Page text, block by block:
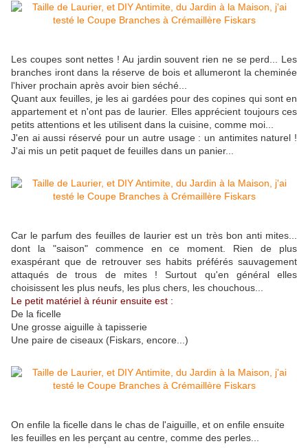
Les coupes sont nettes ! Au jardin souvent rien ne se perd... Les
branches iront dans la réserve de bois et allumeront la cheminée
l'hiver prochain après avoir bien séché...
Quant aux feuilles, je les ai gardées pour des copines qui sont en
appartement et n'ont pas de laurier. Elles apprécient toujours ces
petits attentions et les utilisent dans la cuisine, comme moi...
J'en ai aussi réservé pour un autre usage : un antimites naturel !
J'ai mis un petit paquet de feuilles dans un panier...
Car le parfum des feuilles de laurier est un très bon anti mites...
dont la "saison" commence en ce moment. Rien de plus
exaspérant que de retrouver ses habits préférés sauvagement
attaqués de trous de mites ! Surtout qu'en général elles
choisissent les plus neufs, les plus chers, les chouchous...
Le petit matériel à réunir ensuite est :
De la ficelle
Une grosse aiguille à tapisserie
Une paire de ciseaux (Fiskars, encore...)
On enfile la ficelle dans le chas de l'aiguille, et on enfile ensuite
les feuilles en les perçant au centre, comme des perles...